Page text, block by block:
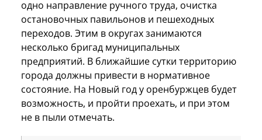
одно направление ручного труда, очистка
остановочных павильонов и пешеходных
переходов. Этим в округах занимаются
несколько бригад муниципальных
предприятий. В ближайшие сутки территорию
города должны привести в нормативное
состояние. На Новый год у оренбуржцев будет
возможность, и пройти проехать, и при этом
не в пыли отмечать.